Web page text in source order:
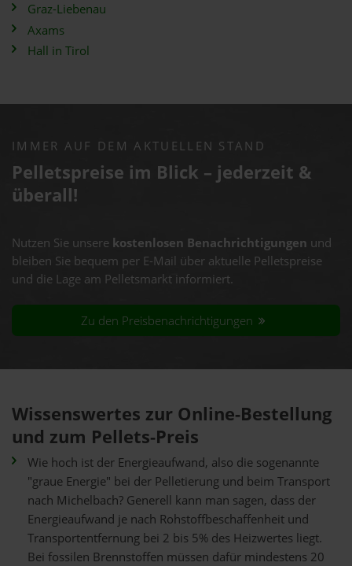
Graz-Liebenau
Axams
Hall in Tirol
IMMER AUF DEM AKTUELLEN STAND
Pelletspreise im Blick – jederzeit &
überall!
Nutzen Sie unsere kostenlosen Benachrichtigungen und
bleiben Sie bequem per E-Mail über aktuelle Pelletspreise
und die Lage am Pelletsmarkt informiert.
Zu den Preisbenachrichtigungen
Wissenswertes zur Online-Bestellung
und zum Pellets-Preis
Wie hoch ist der Energieaufwand, also die sogenannte
"graue Energie" bei der Pelletierung und beim Transport
nach Michelbach? Generell kann man sagen, dass der
Energieaufwand je nach Rohstoffbeschaffenheit und
Transportentfernung bei 2 bis 5% des Heizwertes liegt.
Bei fossilen Brennstoffen müssen dafür mindestens 20